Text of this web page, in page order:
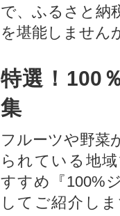
で、ふるさと納
を堪能しません
特選！100
集
フルーツや野菜
られている地
すすめ『100%
してご紹介し